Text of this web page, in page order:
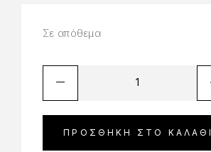
Σε απόθεμα
ΠΡΟΣΘΉΚΗ ΣΤΟ ΚΑΛΆΘΙ